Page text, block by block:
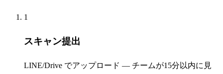
1
スキャン提出
LINE/Drive でアップロード — チームが15分以内に見